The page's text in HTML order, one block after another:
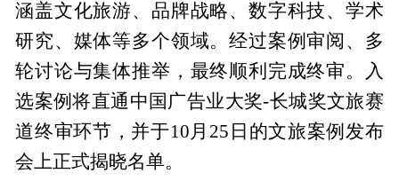
涵盖文化旅游、品牌战略、数字科技、学术
研究、媒体等多个领域。经过案例审阅、多
轮讨论与集体推举，最终顺利完成终审。入
选案例将直通中国广告业大奖-长城奖文旅赛
道终审环节，并于10月25日的文旅案例发布
会上正式揭晓名单。